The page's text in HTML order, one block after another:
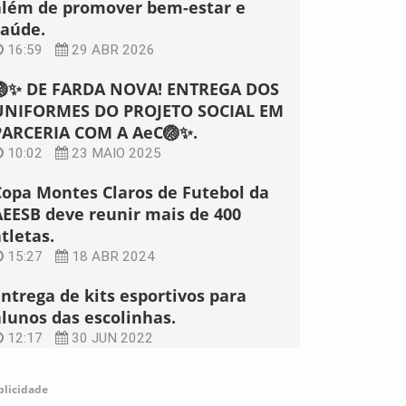
de promover bem-estar e
16:59 29 ABR 2026
DE FARDA NOVA! ENTREGA DOS
DO PROJETO SOCIAL EM
COM A AeC🏐✨.
10:02 23 MAIO 2025
Montes Claros de Futebol da
deve reunir mais de 400
15:27 18 ABR 2024
de kits esportivos para
das escolinhas.
12:17 30 JUN 2022